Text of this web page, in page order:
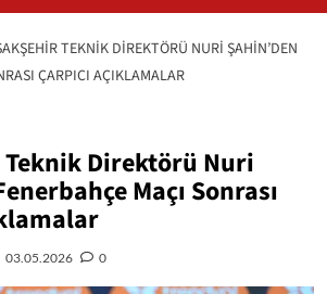
TEKNIK DIREKTÖRÜ NURI ŞAHIN’DEN
ÇARPICI AÇIKLAMALAR
Direktörü Nuri
Maçı Sonrası
03.05.2026 0